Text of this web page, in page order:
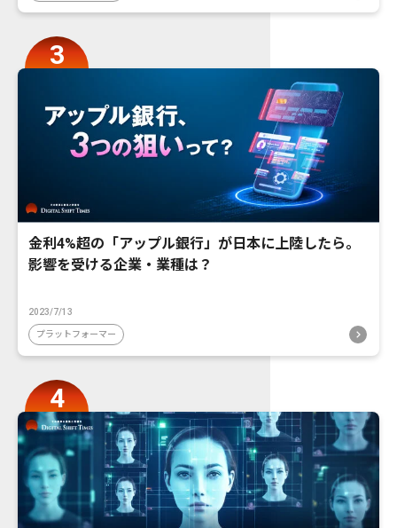
金利4%超の「アップル銀行」が日本に上陸したら。
影響を受ける企業・業種は？
2023/7/13
プラットフォーマー